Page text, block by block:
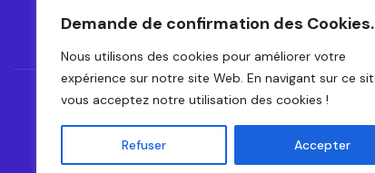
Demande de confirmation des
Nous utilisons des cookies pour améliorer votre
expérience sur notre site Web. En navigant sur ce
vous acceptez notre utilisation des cookies !
Refuser Accepter©